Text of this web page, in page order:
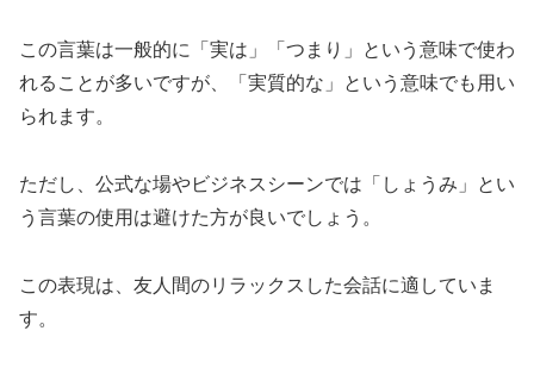
この言葉は一般的に「実は」「つまり」という意味で使わ
れることが多いですが、「実質的な」という意味でも用い
られます。
ただし、公式な場やビジネスシーンでは「しょうみ」とい
う言葉の使用は避けた方が良いでしょう。
この表現は、友人間のリラックスした会話に適していま
す。